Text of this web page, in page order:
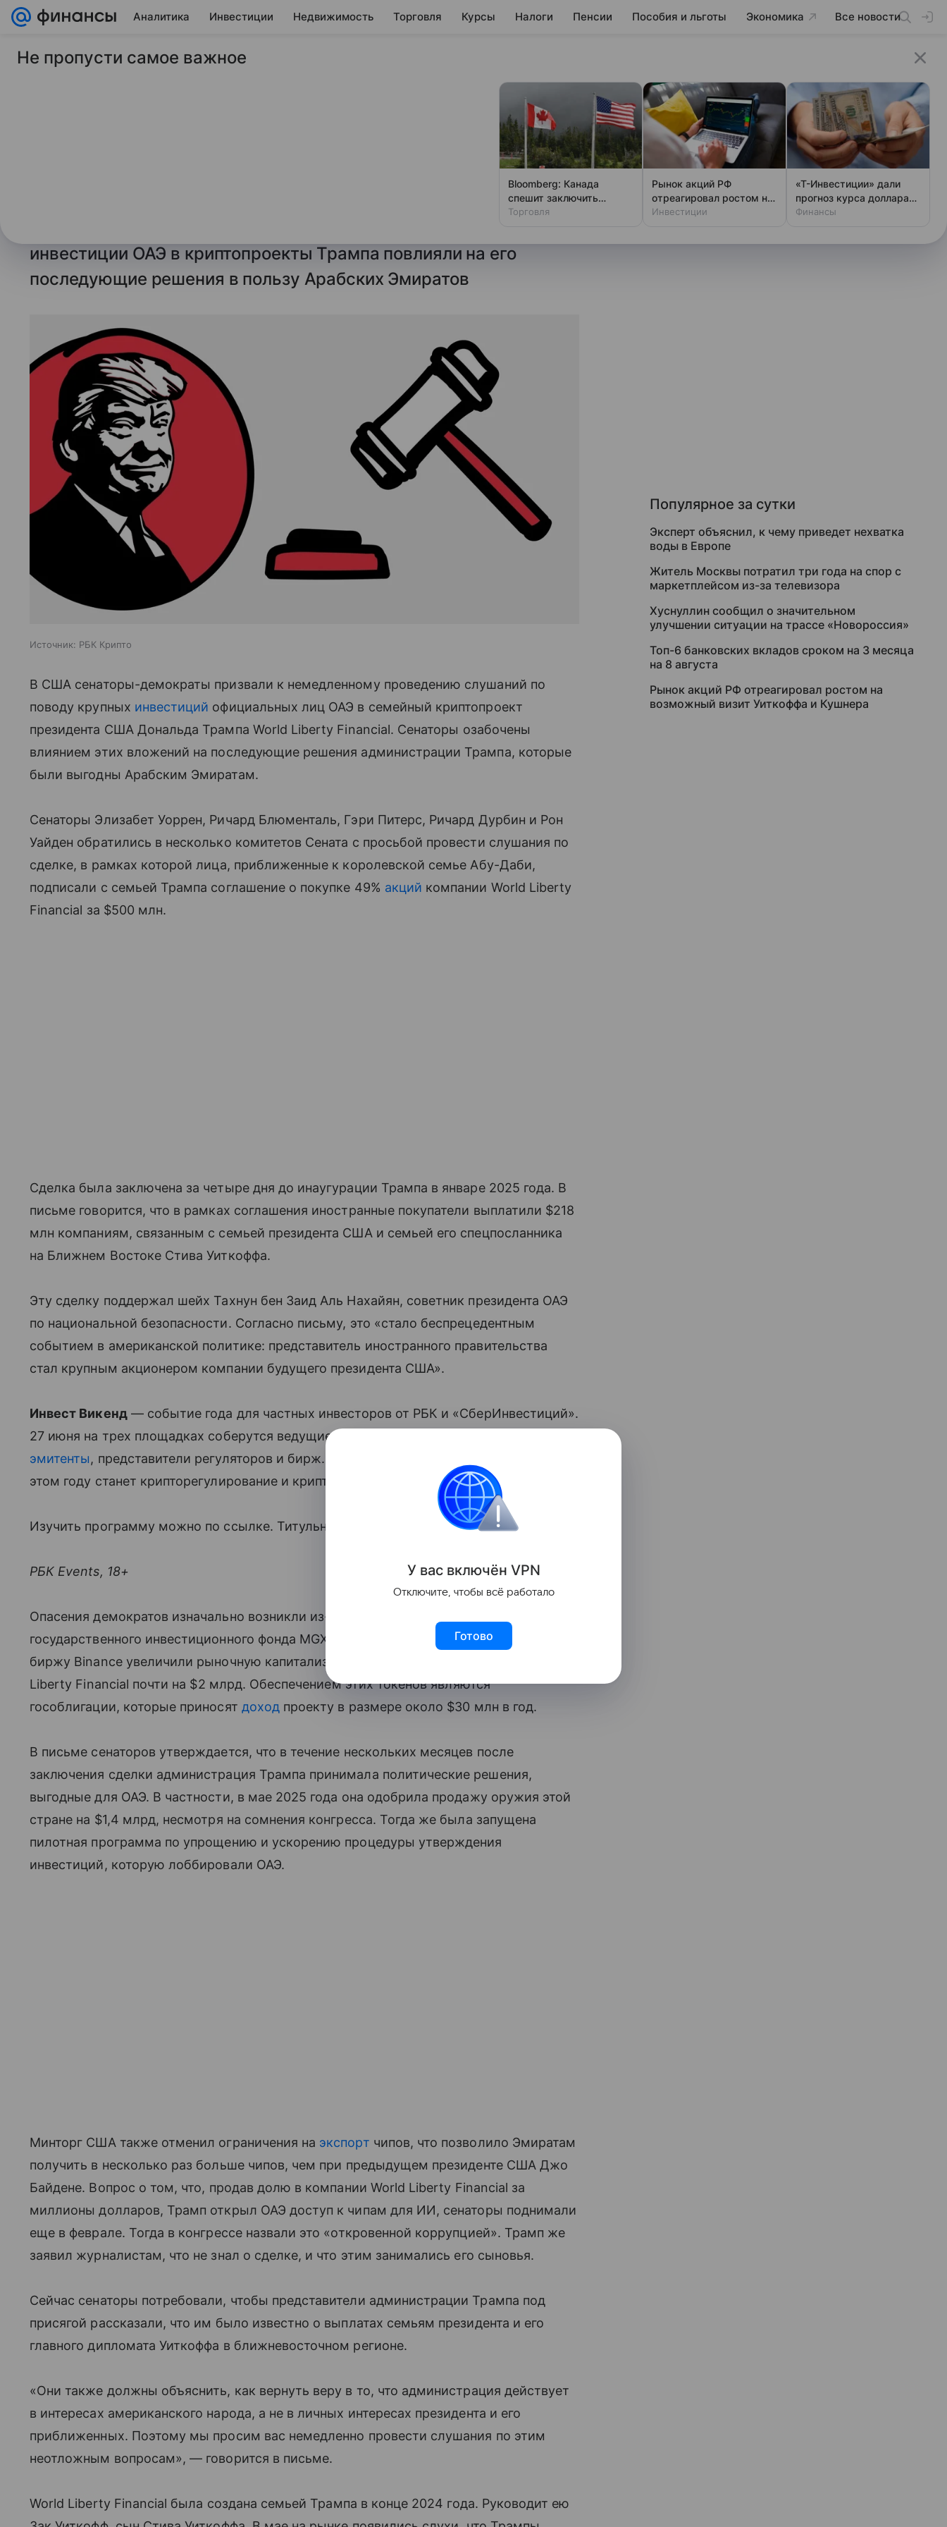
Аналитика Инвестиции Недвижимость Торговля Курсы Налоги Пенсии Пособия и льготы Экономика Все новости
24 июня 2026 РБК Крипто
Несколько сенаторов потребовали срочно провести слушания в
инвестиции ОАЭ в криптопроекты Трампа повлияли на его
последующие решения в пользу Арабских Эмиратов
Источник: РБК Крипто
В США сенаторы-демократы призвали к немедленному проведению слушаний по
поводу крупных инвестиций официальных лиц ОАЭ в семейный криптопроект
президента США Дональда Трампа World Liberty Financial. Сенаторы озабочены
влиянием этих вложений на последующие решения администрации Трампа, которые
были выгодны Арабским Эмиратам.
Сенаторы Элизабет Уоррен, Ричард Блюменталь, Гэри Питерс, Ричард Дурбин и Рон
Уайден обратились в несколько комитетов Сената с просьбой провести слушания по
сделке, в рамках которой лица, приближенные к королевской семье Абу-Даби,
подписали с семьей Трампа соглашение о покупке 49% акций компании World Liberty
Financial за $500 млн.
Сделка была заключена за четыре дня до инаугурации Трампа в январе 2025 года. В
письме говорится, что в рамках соглашения иностранные покупатели выплатили $218
млн компаниям, связанным с семьей президента США и семьей его спецпосланника
на Ближнем Востоке Стива Уиткоффа.
Эту сделку поддержал шейх Тахнун бен Заид Аль Нахайян, советник президента ОАЭ
по национальной безопасности. Согласно письму, это «стало беспрецедентным
событием в американской политике: представитель иностранного правительства
стал крупным акционером компании будущего президента США».
Инвест Викенд— событие года для частных инвесторов от РБК и «СберИнвестиций».
27 июня на трех площадках соберутся ведущие эксперты, финансисты, экономисты,
эмитенты, представители регуляторов и бирж. Одной из главных тем мероприятия в
этом году станет крипторегулирование и криптоактивы. Такое нельзя пропустить.
Изучить программу можно по ссылке. Титульный партнер мероприятия УК «Первая».
РБК Events, 18+
Опасения демократов изначально возникли из-за крупных вложений от
государственного инвестиционного фонда MGX из Абу-Даби. Эти инвестиции через
биржу Binance увеличили рыночную капитализацию стейблкоина USD1 от World
Liberty Financial почти на $2 млрд. Обеспечением этих токенов являются
гособлигации, которые приносят доходпроекту в размере около $30 млн в год.
В письме сенаторов утверждается, что в течение нескольких месяцев после
заключения сделки администрация Трампа принимала политические решения,
выгодные для ОАЭ. В частности, в мае 2025 года она одобрила продажу оружия этой
стране на $1,4 млрд, несмотря на сомнения конгресса. Тогда же была запущена
пилотная программа по упрощению и ускорению процедуры утверждения
инвестиций, которую лоббировали ОАЭ.
Минторг США также отменил ограничения на экспорт чипов, что позволило Эмиратам
получить в несколько раз больше чипов, чем при предыдущем президенте США Джо
Байдене. Вопрос о том, что, продав долю в компании World Liberty Financial за
миллионы долларов, Трамп открыл ОАЭ доступ к чипам для ИИ, сенаторы поднимали
еще в феврале. Тогда в конгрессе назвали это «откровенной коррупцией». Трамп же
заявил журналистам, что не знал о сделке, и что этим занимались его сыновья.
Сейчас сенаторы потребовали, чтобы представители администрации Трампа под
присягой рассказали, что им было известно о выплатах семьям президента и его
главного дипломата Уиткоффа в ближневосточном регионе.
«Они также должны объяснить, как вернуть веру в то, что администрация действует
в интересах американского народа, а не в личных интересах президента и его
приближенных. Поэтому мы просим вас немедленно провести слушания по этим
неотложным вопросам», — говорится в письме.
World Liberty Financial была создана семьей Трампа в конце 2024 года. Руководит ею
Популярное за сутки
Эксперт объяснил, к чему приведет нехватка
воды в Европе
Житель Москвы потратил три года на спор с
маркетплейсом из-за телевизора
Хуснуллин сообщил о значительном
улучшении ситуации на трассе «Новороссия»
Топ-6 банковских вкладов сроком на 3 месяца
на 8 августа
Рынок акций РФ отреагировал ростом на
возможный визит Уиткоффа и Кушнера
Не пропусти самое важное
Bloomberg: Канада
спешит заключить
торговое соглашение с
Торговля
Рынок акций РФ
отреагировал ростом на
возможный визит
Инвестиции
«Т-Инвестиции» дали
прогноз курса доллара
до конца года
Финансы
У вас включён VPN
Отключите, чтобы всё работало
Готово